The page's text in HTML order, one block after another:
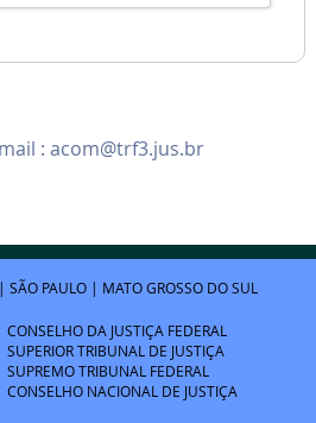
: acom@trf3.jus.br
| SÃO PAULO | MATO GROSSO DO SUL
CONSELHO DA JUSTIÇA FEDERAL
SUPERIOR TRIBUNAL DE JUSTIÇA
SUPREMO TRIBUNAL FEDERAL
CONSELHO NACIONAL DE JUSTIÇA